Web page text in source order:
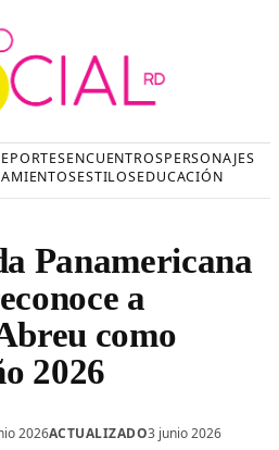
ENCUENTROSPERSONAJES
ESTILOSEDUCACIÓN
Panamericana
a
como
2026
2026ACTUALIZADO3 junio 2026